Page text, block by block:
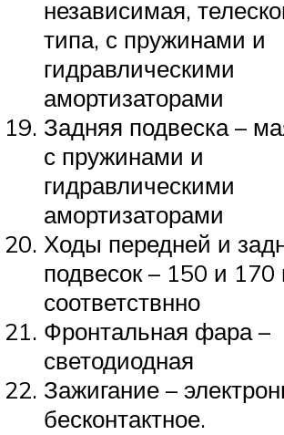
независимая,
типа, с пружинами и
гидравлическими
амортизаторами
Задняя подвеска –
с пружинами и
гидравлическими
амортизаторами
Ходы передней и
подвесок – 150 и
соответствнно
Фронтальная фара –
светодиодная
Зажигание –
бесконтактное.